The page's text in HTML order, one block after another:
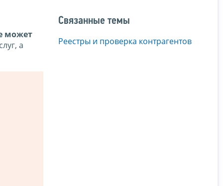
может
а
Связанные темы
Реестры и проверка контрагентов